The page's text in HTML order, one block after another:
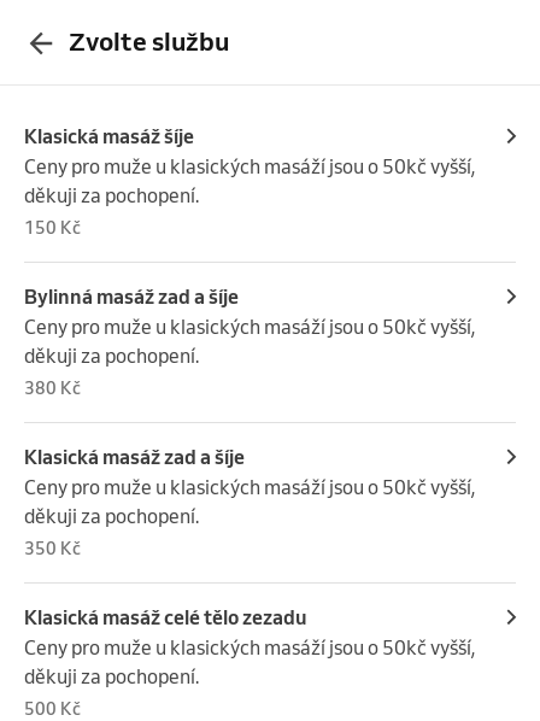
Zvolte službu
Klasická masáž šíje
Ceny pro muže u klasických masáží jsou o 50kč vyšší,
děkuji za pochopení.
150 Kč
Bylinná masáž zad a šíje
Ceny pro muže u klasických masáží jsou o 50kč vyšší,
děkuji za pochopení.
380 Kč
Klasická masáž zad a šíje
Ceny pro muže u klasických masáží jsou o 50kč vyšší,
děkuji za pochopení.
350 Kč
Klasická masáž celé tělo zezadu
Ceny pro muže u klasických masáží jsou o 50kč vyšší,
děkuji za pochopení.
500 Kč